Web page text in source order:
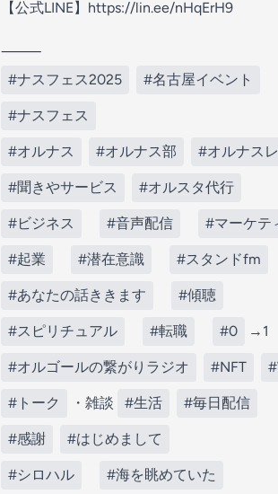
【公式LINE】https://lin.ee/nHqErH9
⸻
#ナスフェス2025
#名古屋イベント
#ナスフェス
#オルナス #オルナス部 #オルナス
#聞きやサービス #オルスタ代行
#ビジネス #音声配信 #マーケテ
#起業 #潜在意識 #スタンドfm
#あなたの話ききます #傾聴
#スピリチュアル #転職 #0 →1
#オルゴールの繋がりラジオ #NFT
#トーク ・雑談 #生活 #毎日配信
#感謝 #はじめまして
#シロハル
#海を眺めていた